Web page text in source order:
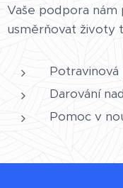
Vaše podpora nám
usměrňovat životy
Darování
Pomoc v